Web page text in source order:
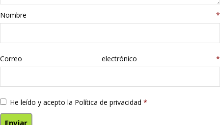
libros
Nombre *
Correo electrónico *
He leído y acepto la Política de privacidad *